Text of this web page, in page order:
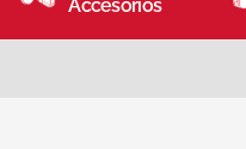
Accesorios